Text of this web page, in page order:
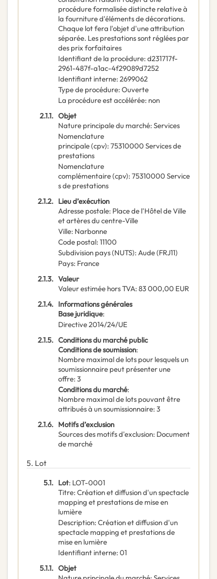
procédure formalisée distincte relative à
la fourniture d'éléments de décorations.
Chaque lot fera l'objet d'une attribution
séparée. Les prestations sont réglées par
des prix forfaitaires
Identifiant de la procédure: d231717f-
2961-487f-a1ac-4f29089d7252
Identifiant interne: 2699062
Type de procédure: Ouverte
La procédure est accélérée: non
2.1.1. Objet
Nature principale du marché: Services
Nomenclature
principale(cpv): 75310000 Services de
prestations
Nomenclature
complémentaire(cpv): 75310000 Service
s de prestations
2.1.2. Lieu d’exécution
Adresse postale: Place de l'Hôtel de Ville
et artères du centre-Ville
Ville: Narbonne
Code postal: 11100
Subdivision pays (NUTS): Aude(FRJ11)
Pays: France
2.1.3. Valeur
Valeur estimée hors TVA: 83 000,00 EUR
2.1.4. Informations générales
Base juridique:
Directive 2014/24/UE
2.1.5. Conditions du marché public
Conditions de soumission:
Nombre maximal de lots pour lesquels un
soumissionnaire peut présenter une
offre: 3
Conditions du marché:
Nombre maximal de lots pouvant être
attribués à un soumissionnaire: 3
2.1.6. Motifs d’exclusion
Sources des motifs d'exclusion: Document
de marché
5. Lot
5.1. Lot: LOT-0001
Titre: Création et diffusion d'un spectacle
mapping et prestations de mise en
lumière
Description: Création et diffusion d'un
spectacle mapping et prestations de
mise en lumière
Identifiant interne: 01
5.1.1. Objet